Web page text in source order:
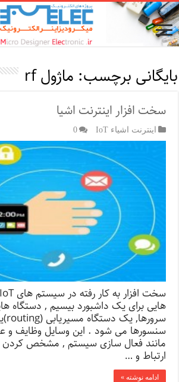
بایگانی برچسب: ماژول rf
سخت افزار اینترنت اشیا
اینترنت اشیاء IoT 0
هایی برای یک داشبورد بیسیم , دستگاه
سنسورها می شود . این وسایل وظایف و
مانند فعال سازی سیستم , مشخص کردن
ارتباط و …
ادامه نوشته »